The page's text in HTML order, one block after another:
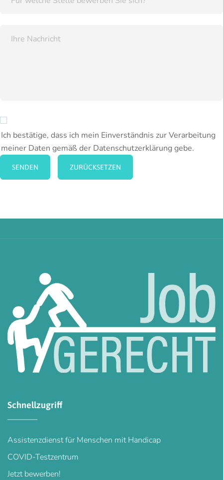
Ich bestätige, dass ich mein Einverständnis zur Verarbeitung
meiner Daten gemäß der Datenschutzerklärung gebe.
SENDEN ZURÜCKSETZEN
Schnellzugriff
Assistenzdienst für Menschen mit Handicap
COVID-Testzentrum
Jetzt bewerben!